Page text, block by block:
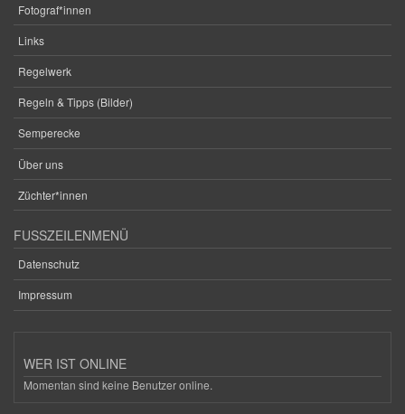
Fotograf*innen
Links
Regelwerk
Regeln & Tipps (Bilder)
Semperecke
Über uns
Züchter*innen
FUSSZEILENMENÜ
Datenschutz
Impressum
WER IST ONLINE
Momentan sind keine Benutzer online.